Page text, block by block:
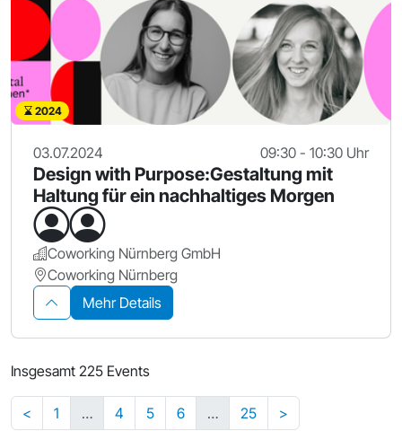
2024
03.07.2024 09:30 - 10:30 Uhr
Design with Purpose:Gestaltung mit
Haltung für ein nachhaltiges Morgen
Coworking Nürnberg GmbH
Coworking Nürnberg
Mehr Details
Insgesamt 225 Events
< 1 … 4 5 6 … 25 >